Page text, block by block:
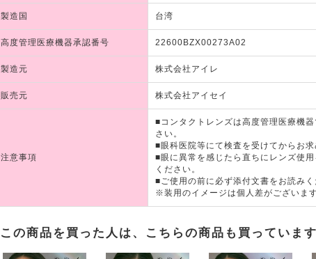
製造国 台湾
高度管理医療機器承認番号 22600BZX00273A02
製造元 株式会社アイレ
販売元 株式会社アイセイ
注意事項
■コンタクトレンズは高度管理医療機
さい。
■眼科医院等にて検査を受けてからお
■眼に異常を感じたら直ちにレンズ使
ください。
■ご使用の前に必ず添付文書をお読み
※装用のイメージは個人差がございま
この商品を買った人は、こちらの商品も買っていま